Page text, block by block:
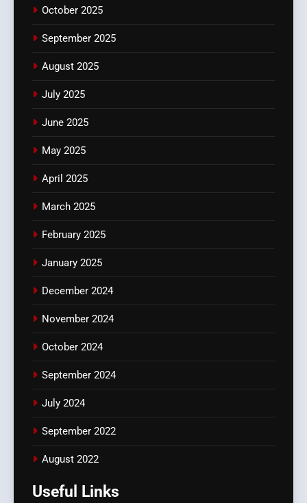
October 2025
September 2025
August 2025
July 2025
June 2025
May 2025
April 2025
March 2025
February 2025
January 2025
December 2024
November 2024
October 2024
September 2024
July 2024
September 2022
August 2022
Useful Links